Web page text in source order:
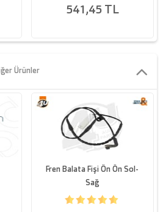
541,45 TL
Ürünler
Fren Balata Fişi Ön Ön Sol-
Sağ